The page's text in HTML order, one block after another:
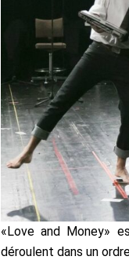
«Love and Money»
déroulent dans un